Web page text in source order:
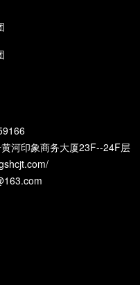
河印象商务大厦23F--24F层